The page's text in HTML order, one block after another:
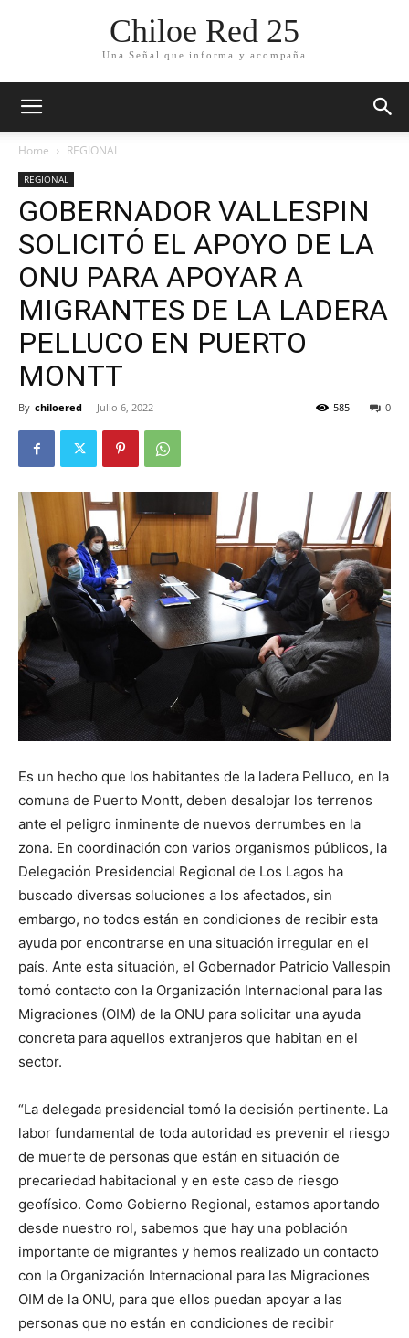
Chiloe Red 25
Una Señal que informa y acompaña
Home REGIONAL
REGIONAL
GOBERNADOR VALLESPIN
SOLICITÓ EL APOYO DE LA
ONU PARA APOYAR A
MIGRANTES DE LA LADERA
PELLUCO EN PUERTO
MONTT
By chiloered - Julio 6, 2022 0
585
Es un hecho que los habitantes de la ladera Pelluco, en la
comuna de Puerto Montt, deben desalojar los terrenos
ante el peligro inminente de nuevos derrumbes en la
zona. En coordinación con varios organismos públicos, la
Delegación Presidencial Regional de Los Lagos ha
buscado diversas soluciones a los afectados, sin
embargo, no todos están en condiciones de recibir esta
ayuda por encontrarse en una situación irregular en el
país. Ante esta situación, el Gobernador Patricio Vallespin
tomó contacto con la Organización Internacional para las
Migraciones (OIM) de la ONU para solicitar una ayuda
concreta para aquellos extranjeros que habitan en el
sector.
“La delegada presidencial tomó la decisión pertinente. La
labor fundamental de toda autoridad es prevenir el riesgo
de muerte de personas que están en situación de
precariedad habitacional y en este caso de riesgo
geofísico. Como Gobierno Regional, estamos aportando
desde nuestro rol, sabemos que hay una población
importante de migrantes y hemos realizado un contacto
con la Organización Internacional para las Migraciones
OIM de la ONU, para que ellos puedan apoyar a las
personas que no están en condiciones de recibir